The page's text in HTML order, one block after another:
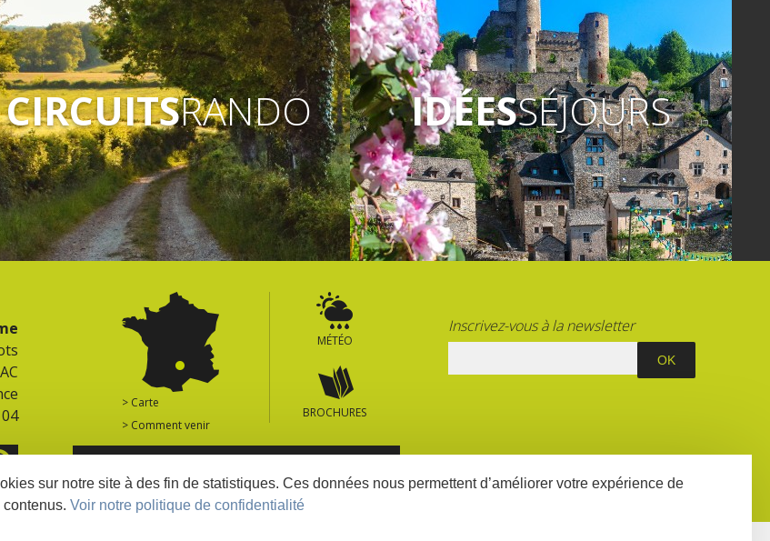
CIRCUITSRANDO IDÉESSÉJOURS
> Carte
> Comment venir
MÉTÉO
BROCHURES
Inscrivez-vous à la newsletter
sur notre site à des fin de statistiques. Ces données nous permettent d’améliorer votre expérience de
Voir notre politique de confidentialité